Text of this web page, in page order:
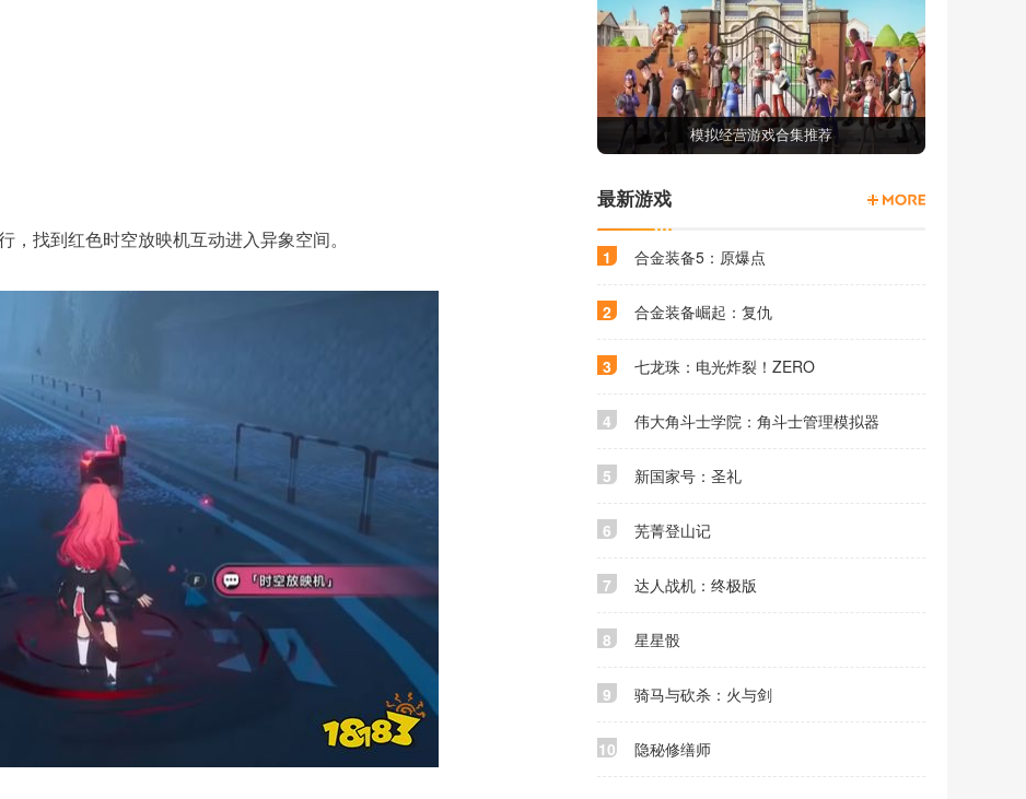
，找到红色时空放映机互动进入异象空间。
模拟经营游戏合集推荐
最新游戏
1 合金装备5：原爆点
2 合金装备崛起：复仇
3 七龙珠：电光炸裂！ZERO
4 伟大角斗士学院：角斗士管理模拟器
5 新国家号：圣礼
6 芜菁登山记
7 达人战机：终极版
8 星星骰
9 骑马与砍杀：火与剑
10 隐秘修缮师